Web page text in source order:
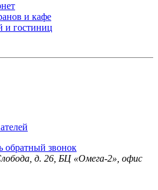
и кафе
и гостиниц
обратный звонок
д. 26, БЦ «Омега-2», офис